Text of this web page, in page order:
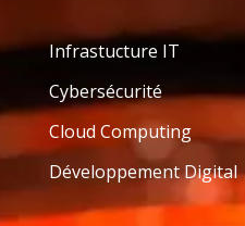
Infrastucture IT
Cybersécurité
Cloud Computing
Développement Digital